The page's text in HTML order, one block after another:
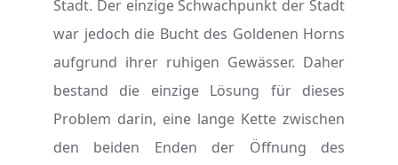
Stadt. Der einzige Schwachpunkt der Stadt
war jedoch die Bucht des Goldenen Horns
aufgrund ihrer ruhigen Gewässer. Daher
bestand die einzige Lösung für dieses
Problem darin, eine lange Kette zwischen
den beiden Enden der Öffnung des